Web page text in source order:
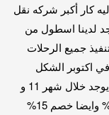
كار أكبر شركه نقل
لدينا اسطول من
جميع الرحلات
اكتوبر الشكل
الجديد والقديم رحلات وسياحة موديلات حديثة يوجد خلال شهر 11 و
12 عروض وخصومات علي النقل السياحى 10% وايضا خصم 15%